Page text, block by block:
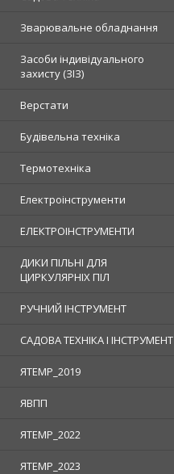
Зварювальне обладнання
Засоби індивідуального
захисту (ЗІЗ)
Верстати
Будівельна техніка
Термотехніка
Електроінструменти
ЕЛЕКТРОІНСТРУМЕНТИ
ДИКИ ПІЛЬНІ ДЛЯ
ЦИРКУЛЯРНІХ ПІЛ
РУЧНИЙ ІНСТРУМЕНТ
САДОВА ТЕХНІКА І ІНСТРУМЕНТ
ЯTEMP_2019
ЯВПП
ЯTEMP_2022
ЯTEMP_2023